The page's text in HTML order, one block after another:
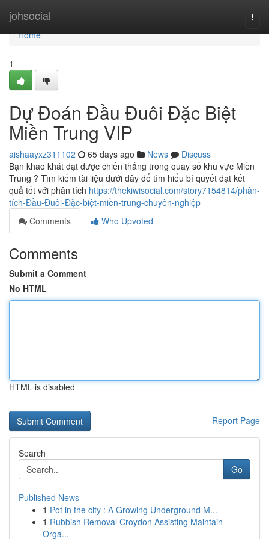
johsocial
Home
Home
1
Dự Đoán Đầu Đuôi Đặc Biệt
Miền Trung VIP
aishaayxz311102 65 days ago News
Discuss
Bạn khao khát đạt được chiến thắng trong quay số khu vực Miền
Trung ? Tìm kiếm tài liệu dưới đây để tìm hiểu bí quyết đạt kết
quả tốt với phân tích https://thekiwisocial.com/story7154814/phân-
tích-Đầu-Đuôi-Đặc-biệt-miền-trung-chuyên-nghiệp
Comments
Who Upvoted
Comments
Submit a Comment
No HTML
HTML is disabled
Report Page
Search
Go
Published News
1 Pot in the city : A Growing Underground M...
1 Rubbish Removal Croydon Assisting Maintain
Orga...